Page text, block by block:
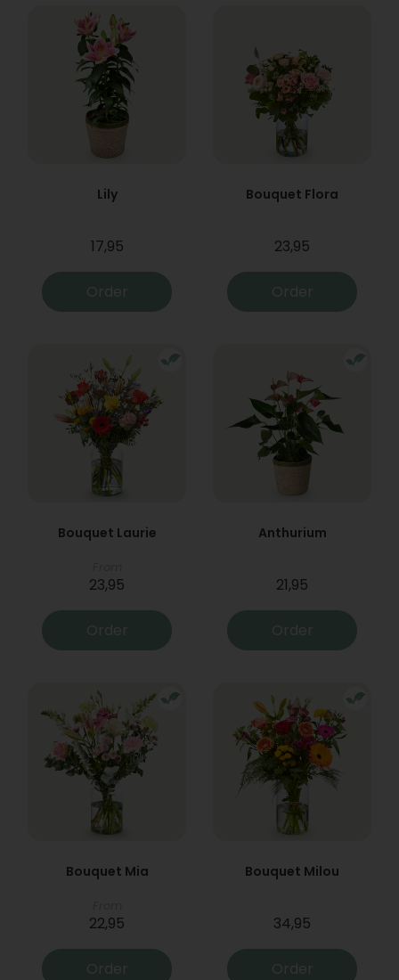
Lily
17,95
Order
Bouquet Flora
23,95
Order
Bouquet Laurie
23,95
Order
Anthurium
21,95
Order
Bouquet Mia
22,95
Order
Bouquet Milou
34,95
Order